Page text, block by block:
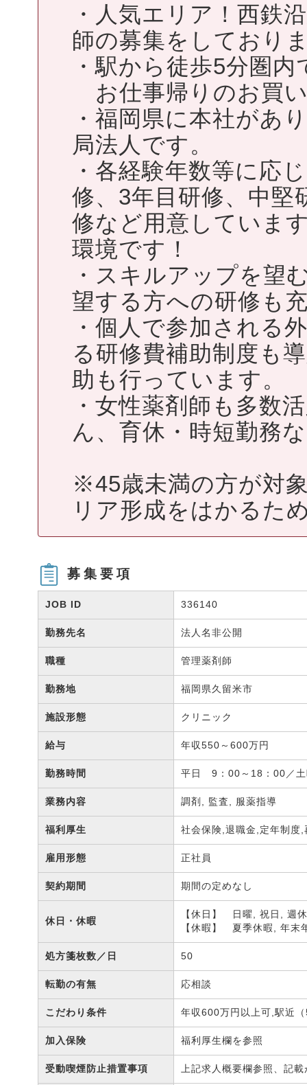
・人気エリア！西鉄
師の募集をしており
・駅から徒歩5分圏
お仕事帰りのお買
・福岡県に本社があ
局法人です。
・各経験年数等に応
修、3年目研修、中堅
修など用意していま
環境です！
・スキルアップを望
望する方への研修も
・個人で参加される
る研修費補助制度も
助も行っています。
・女性薬剤師も多数
ん、育休・時短勤務
※45歳未満の方が対
リア形成をはかるた
募集要項
JOB ID 336140
勤務先名 法人名非公開
職種 管理薬剤師
勤務地 福岡県久留米市
施設形態 クリニック
給与 年収550～600万円
勤務時間 平日 9：00～18：00／
業務内容 調剤, 監査, 服薬指導
福利厚生 社会保険,退職金,定年制度
雇用形態 正社員
契約期間 期間の定めなし
休日・休暇
【休日】 日曜, 祝日, 週
【休暇】 夏季休暇, 年末
処方箋枚数／日 50
転勤の有無 応相談
こだわり条件 年収600万円以上可,駅近
加入保険 福利厚生欄を参照
受動喫煙防止措置事項 上記求人概要欄参照、記